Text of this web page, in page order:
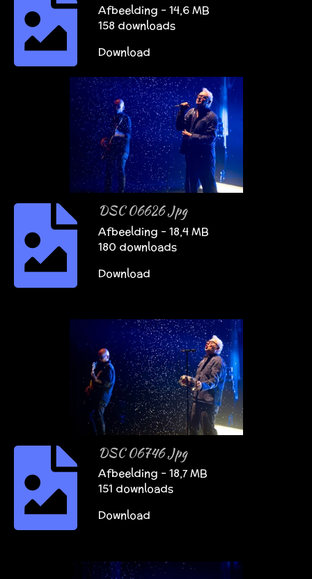
Afbeelding – 14,6 MB
158 downloads
Download
DSC 06626 Jpg
Afbeelding – 18,4 MB
180 downloads
Download
DSC 06746 Jpg
Afbeelding – 18,7 MB
151 downloads
Download